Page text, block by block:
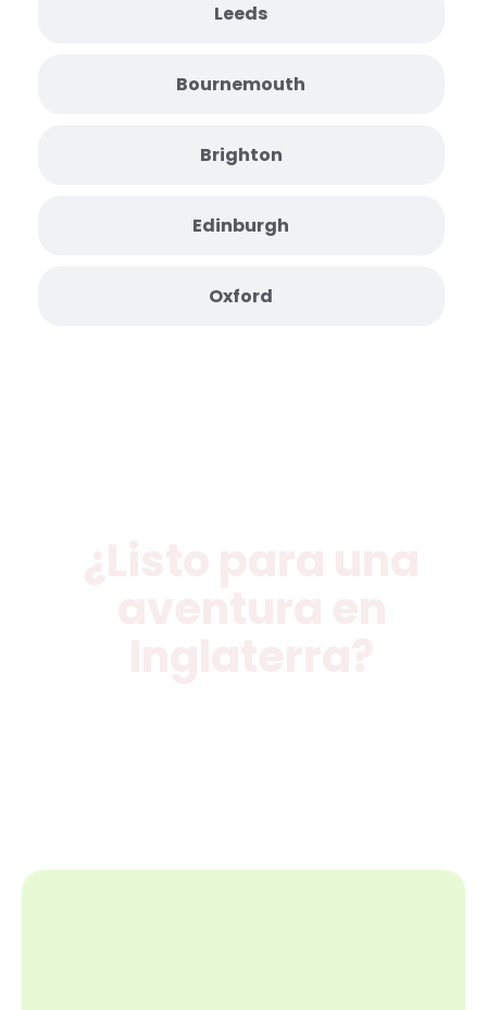
Leeds
Bournemouth
Brighton
Edinburgh
Oxford